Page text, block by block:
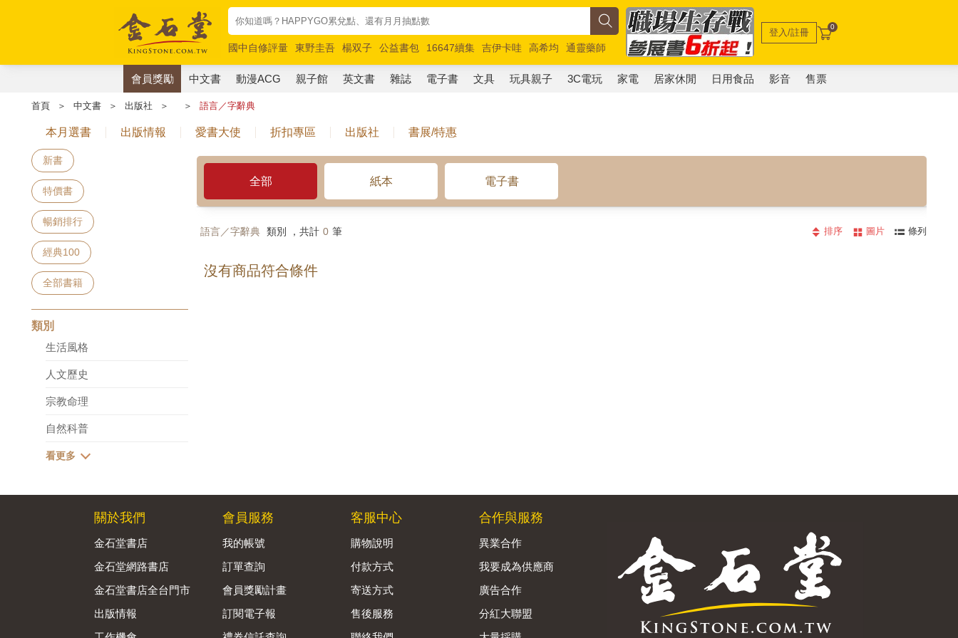
國中自修評量 東野圭吾 楊双子 公益書包 16647續集 吉伊卡哇 高希均
通靈藥師
唯紅花綻放
奧德賽 路邊攤新作 馬斯克 玩具總動員5 超慢跑
登入/註冊 0
會員獎勵 中文書 動漫ACG 親子館 英文書 雜誌 電子書 文具 玩具親子 3C電玩 家電 居家休閒 日用食品 影音 售票
首頁 ＞ 中文書 ＞ 出版社 ＞ ＞ 語言／字辭典
本月選書 出版情報 愛書大使 折扣專區 出版社 書展/特惠
新書
特價書
暢銷排行
經典100
全部書籍
類別
生活風格
人文歷史
宗教命理
自然科普
全部 紙本 電子書
語言／字辭典 類別 ，共計 0 筆 排序 圖片 條列
沒有商品符合條件
關於我們
金石堂書店
金石堂網路書店
金石堂書店全台門市
出版情報
會員服務
我的帳號
訂單查詢
會員獎勵計畫
訂閱電子報
客服中心
購物說明
付款方式
寄送方式
售後服務
合作與服務
異業合作
我要成為供應商
廣告合作
分紅大聯盟